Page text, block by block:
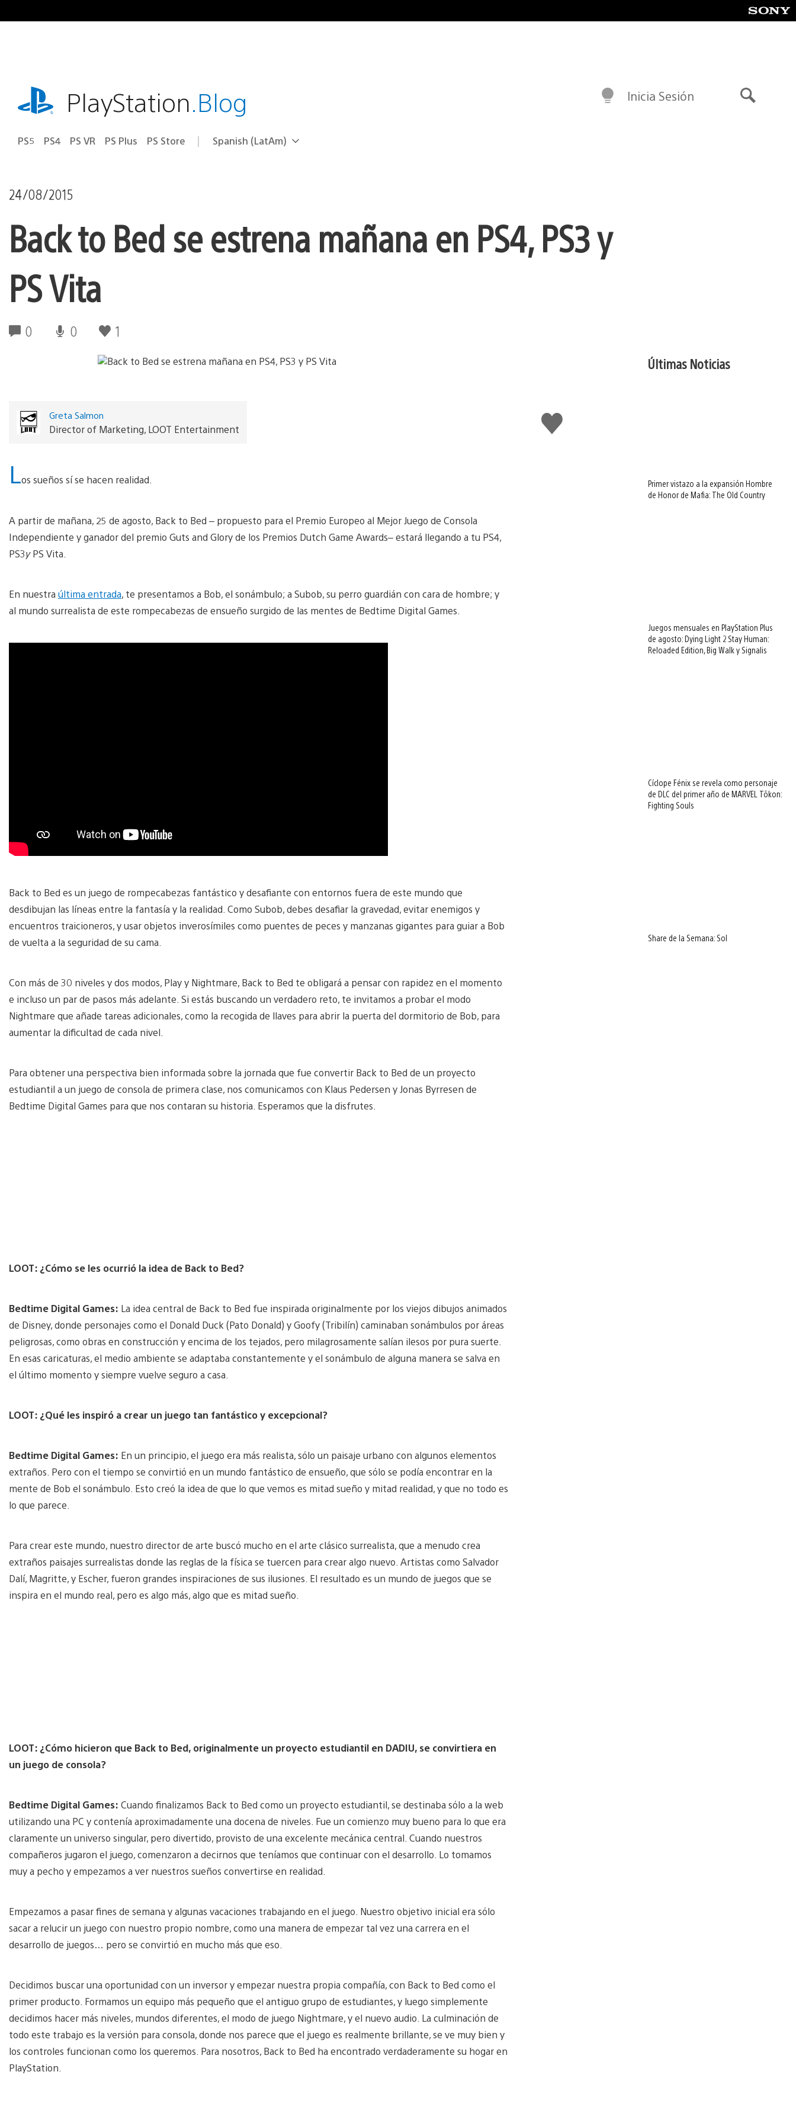
al
playstation.comPlayStation.Blog
PS5 PS4 PS VR PS Plus PS Store Elige
Región
Spanish (LatAm)
Inicia Sesión
24/08/2015
Back to Bed se estrena mañana en PS4, PS3 y
PS Vita
0 0 1
Me
gusta
Greta Salmon
Director of Marketing, LOOT Entertainment
Los sueños sí se hacen realidad.
A partir de mañana, 25 de agosto, Back to Bed – propuesto para el Premio Europeo al Mejor Juego de Consola
Independiente y ganador del premio Guts and Glory de los Premios Dutch Game Awards– estará llegando a tu PS4,
PS3yPS Vita.
En nuestra última entrada, te presentamos a Bob, el sonámbulo; a Subob, su perro guardián con cara de hombre; y
al mundo surrealista de este rompecabezas de ensueño surgido de las mentes de Bedtime Digital Games.
Back to Bed es un juego de rompecabezas fantástico y desafiante con entornos fuera de este mundo que
desdibujan las líneas entre la fantasía y la realidad. Como Subob, debes desafiar la gravedad, evitar enemigos y
encuentros traicioneros, y usar objetos inverosímiles como puentes de peces y manzanas gigantes para guiar a Bob
de vuelta a la seguridad de su cama.
Con más de 30 niveles y dos modos, Play y Nightmare, Back to Bed te obligará a pensar con rapidez en el momento
e incluso un par de pasos más adelante. Si estás buscando un verdadero reto, te invitamos a probar el modo
Nightmare que añade tareas adicionales, como la recogida de llaves para abrir la puerta del dormitorio de Bob, para
aumentar la dificultad de cada nivel.
Para obtener una perspectiva bien informada sobre la jornada que fue convertir Back to Bed de un proyecto
estudiantil a un juego de consola de primera clase, nos comunicamos con Klaus Pedersen y Jonas Byrresen de
Bedtime Digital Games para que nos contaran su historia. Esperamos que la disfrutes.
LOOT: ¿Cómo se les ocurrió la idea de Back to Bed?
Bedtime Digital Games: La idea central de Back to Bed fue inspirada originalmente por los viejos dibujos animados
de Disney, donde personajes como el Donald Duck (Pato Donald) y Goofy (Tribilín) caminaban sonámbulos por áreas
peligrosas, como obras en construcción y encima de los tejados, pero milagrosamente salían ilesos por pura suerte.
En esas caricaturas, el medio ambiente se adaptaba constantemente y el sonámbulo de alguna manera se salva en
el último momento y siempre vuelve seguro a casa.
LOOT: ¿Qué les inspiró a crear un juego tan fantástico y excepcional?
Bedtime Digital Games: En un principio, el juego era más realista, sólo un paisaje urbano con algunos elementos
extraños. Pero con el tiempo se convirtió en un mundo fantástico de ensueño, que sólo se podía encontrar en la
mente de Bob el sonámbulo. Esto creó la idea de que lo que vemos es mitad sueño y mitad realidad, y que no todo es
lo que parece.
Para crear este mundo, nuestro director de arte buscó mucho en el arte clásico surrealista, que a menudo crea
extraños paisajes surrealistas donde las reglas de la física se tuercen para crear algo nuevo. Artistas como Salvador
Dalí, Magritte, y Escher, fueron grandes inspiraciones de sus ilusiones. El resultado es un mundo de juegos que se
inspira en el mundo real, pero es algo más, algo que es mitad sueño.
LOOT: ¿Cómo hicieron que Back to Bed, originalmente un proyecto estudiantil en DADIU, se convirtiera en
un juego de consola?
Bedtime Digital Games: Cuando finalizamos Back to Bed como un proyecto estudiantil, se destinaba sólo a la web
utilizando una PC y contenía aproximadamente una docena de niveles. Fue un comienzo muy bueno para lo que era
claramente un universo singular, pero divertido, provisto de una excelente mecánica central. Cuando nuestros
compañeros jugaron el juego, comenzaron a decirnos que teníamos que continuar con el desarrollo. Lo tomamos
muy a pecho y empezamos a ver nuestros sueños convertirse en realidad.
Empezamos a pasar fines de semana y algunas vacaciones trabajando en el juego. Nuestro objetivo inicial era sólo
sacar a relucir un juego con nuestro propio nombre, como una manera de empezar tal vez una carrera en el
desarrollo de juegos… pero se convirtió en mucho más que eso.
Decidimos buscar una oportunidad con un inversor y empezar nuestra propia compañía, con Back to Bed como el
primer producto. Formamos un equipo más pequeño que el antiguo grupo de estudiantes, y luego simplemente
decidimos hacer más niveles, mundos diferentes, el modo de juego Nightmare, y el nuevo audio. La culminación de
todo este trabajo es la versión para consola, donde nos parece que el juego es realmente brillante, se ve muy bien y
los controles funcionan como los queremos. Para nosotros, Back to Bed ha encontrado verdaderamente su hogar en
PlayStation.
Últimas Noticias
Primer vistazo a la expansión Hombre
de Honor de Mafia: The Old Country
Juegos mensuales en PlayStation Plus
de agosto: Dying Light 2 Stay Human:
Reloaded Edition, Big Walk y Signalis
Cíclope Fénix se revela como personaje
de DLC del primer año de MARVEL Tōkon:
Fighting Souls
Share de la Semana: Sol